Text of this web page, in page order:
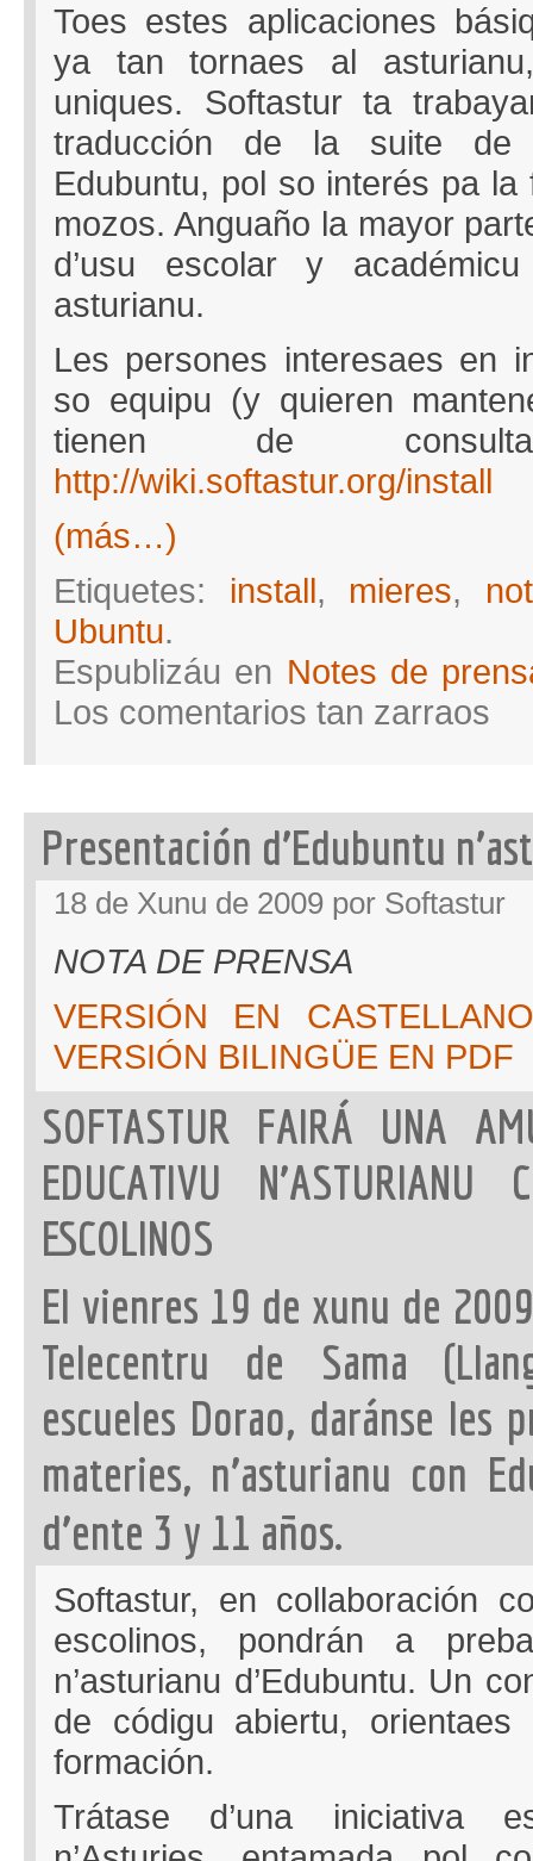
Toes estes aplicaciones
ya tan tornaes al
uniques. Softastur ta
traducción de la suite de
Edubuntu, pol so interés pa
mozos. Anguaño la mayor
d’usu escolar y
asturianu.
Les persones interesaes en
so equipu (y quieren
tienen de
http://wiki.softastur.org/install
(más…)
Etiquetes: install, mieres,
Ubuntu.
Espublizáu en Notes de
Los comentarios tan zarraos
Presentación d’Edubuntu
18 de Xunu de 2009 por Softastur
NOTA DE PRENSA
VERSIÓN EN CASTELLANO
VERSIÓN BILINGÜE EN PDF
SOFTASTUR FAIRÁ UNA
EDUCATIVU N’ASTURIANU
ESCOLINOS
El vienres 19 de xunu de
Telecentru de Sama
escueles Dorao, daránse les
materies, n’asturianu con
d’ente 3 y 11 años.
Softastur, en collaboración
escolinos, pondrán a
n’asturianu d’Edubuntu. Un
de códigu abiertu,
formación.
Trátase d’una iniciativa